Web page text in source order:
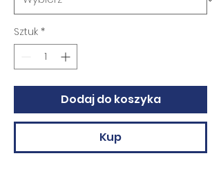
Sztuk *
Dodaj do koszyka
Kup